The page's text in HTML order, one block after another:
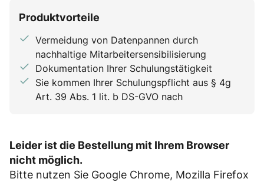
Produktvorteile
Vermeidung von Datenpannen durch
nachhaltige Mitarbeitersensibilisierung
Dokumentation Ihrer Schulungstätigkeit
Sie kommen Ihrer Schulungspflicht aus § 4g
Art. 39 Abs. 1 lit. b DS-GVO nach
Leider ist die Bestellung mit Ihrem Browser
nicht möglich.
Bitte nutzen Sie Google Chrome, Mozilla Firefox